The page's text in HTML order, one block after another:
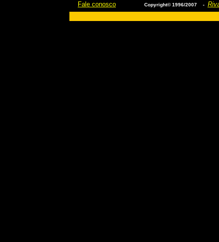
Fale conosco Copyright© 1996/2007 -